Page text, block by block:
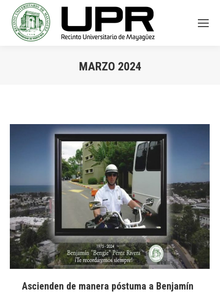
MARZO 2024
Ascienden de manera póstuma a Benjamín